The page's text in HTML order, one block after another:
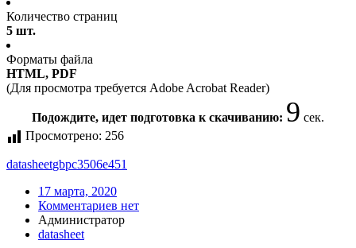
Количество страниц
5 шт.
Форматы файла
HTML, PDF
(Для просмотра требуется Adobe Acrobat Reader)
Подождите, идет подготовка к скачиванию: 9 сек.
Просмотрено: 256
datasheetgbpc3506e451
17 марта, 2020
Комментариев нет
Администратор
datasheet